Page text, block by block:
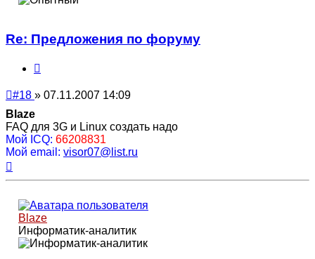
Re: Предложения по форуму
Непрочитанное
#18 » 07.11.2007 14:09
Blaze
FAQ для 3G и Linux создать надо
Мой ICQ: 66208831
Мой email: visor07@list.ru
Blaze
Информатик-аналитик